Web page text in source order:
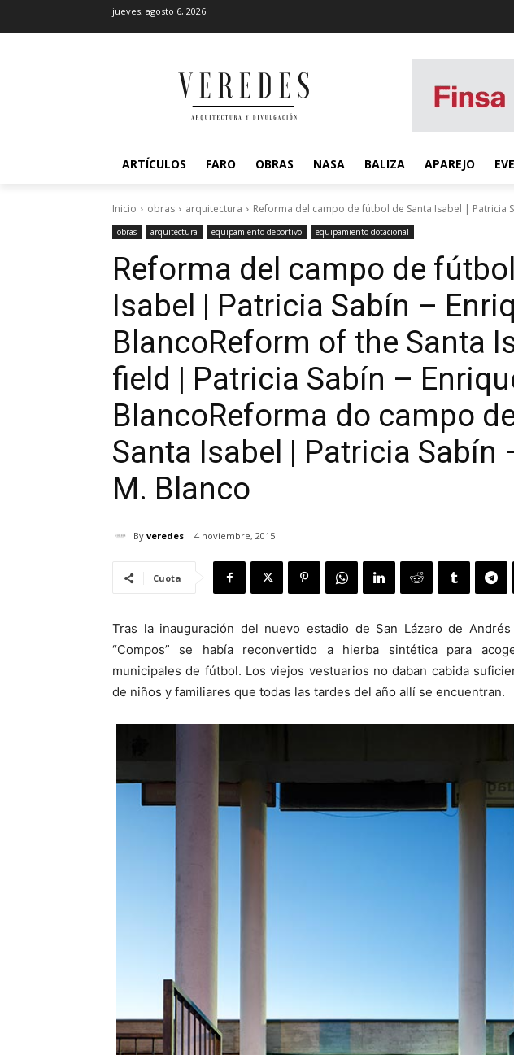
jueves, agosto 6, 2026
ARTÍCULOS FARO OBRAS NASA BALIZA APAREJO
Inicio obras arquitectura Reforma del campo de fútbol de Santa Isabel | Patricia
obras arquitectura equipamiento deportivo equipamiento dotacional
Reforma del campo de
Isabel | Patricia Sabín –
BlancoReform of the Santa
field | Patricia Sabín –
BlancoReforma do campo
Santa Isabel | Patricia Sabín
M. Blanco
By veredes 4 noviembre, 2015
Cuota
Tras la inauguración del nuevo estadio de San Lázaro de
“Compos” se había reconvertido a hierba sintética para
municipales de fútbol. Los viejos vestuarios no daban cabida
de niños y familiares que todas las tardes del año allí se encuentran.